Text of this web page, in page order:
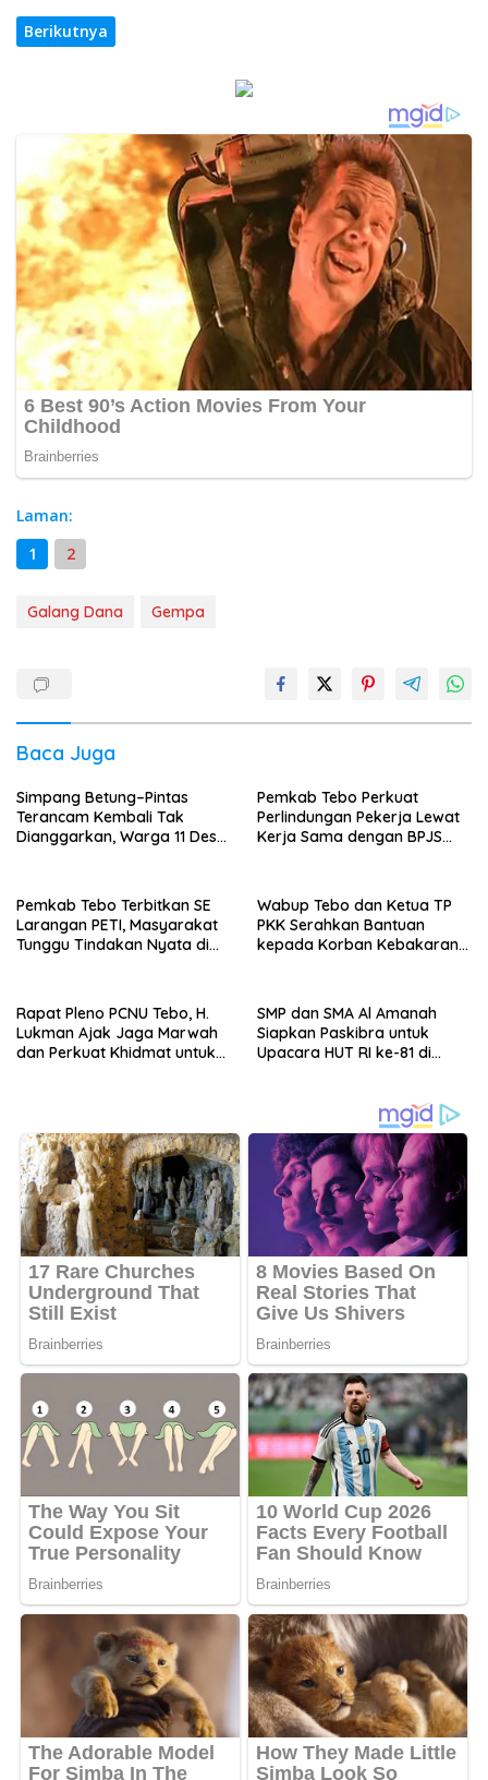
Berikutnya
Laman:
1
2
Galang Dana Gempa
Baca Juga
Simpang Betung–Pintas
Terancam Kembali Tak
Dianggarkan, Warga 11 Desa
Pemkab Tebo Perkuat
Perlindungan Pekerja Lewat
Kerja Sama dengan BPJS
Pemkab Tebo Terbitkan SE
Larangan PETI, Masyarakat
Tunggu Tindakan Nyata di
Wabup Tebo dan Ketua TP
PKK Serahkan Bantuan
kepada Korban Kebakaran
Rapat Pleno PCNU Tebo, H.
Lukman Ajak Jaga Marwah
dan Perkuat Khidmat untuk
SMP dan SMA Al Amanah
Siapkan Paskibra untuk
Upacara HUT RI ke-81 di